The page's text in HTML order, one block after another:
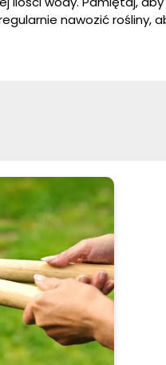
nawozić rośliny,